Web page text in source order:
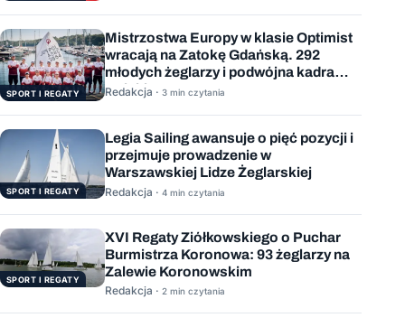
SPORT I REGATY
Mistrzostwa Europy w klasie Optimist
wracają na Zatokę Gdańską. 292
młodych żeglarzy i podwójna kadra
Polski
Redakcja · 3 min czytania
SPORT I REGATY
Legia Sailing awansuje o pięć pozycji i
przejmuje prowadzenie w
Warszawskiej Lidze Żeglarskiej
Redakcja · 4 min czytania
SPORT I REGATY
XVI Regaty Ziółkowskiego o Puchar
Burmistrza Koronowa: 93 żeglarzy na
Zalewie Koronowskim
Redakcja · 2 min czytania